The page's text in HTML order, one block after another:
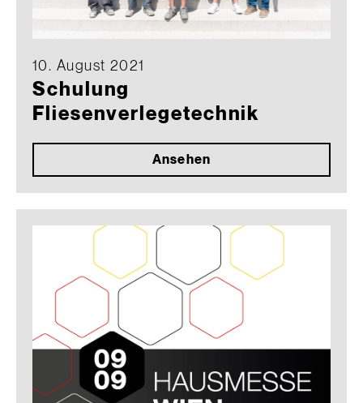
10. August 2021
Schulung
Fliesenverlegetechnik
Ansehen